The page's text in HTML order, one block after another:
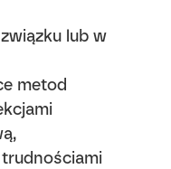
lub w
metod